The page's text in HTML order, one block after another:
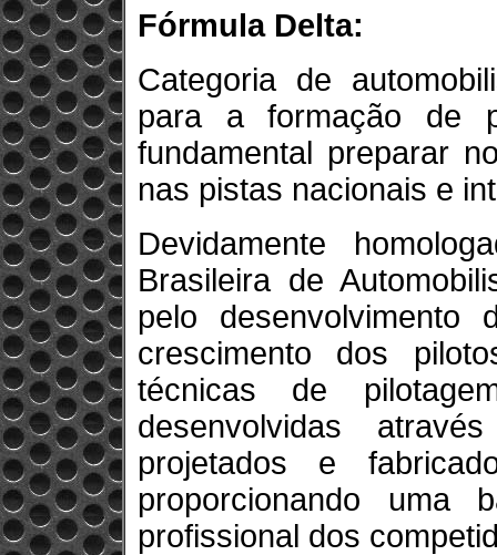
Fórmula Delta:
Categoria de
para a formação de
fundamental preparar
nas pistas nacionais e
Devidamente
Brasileira de
pelo desenvolvimento
crescimento dos
técnicas de
desenvolvidas
projetados e
proporcionando uma
profissional dos